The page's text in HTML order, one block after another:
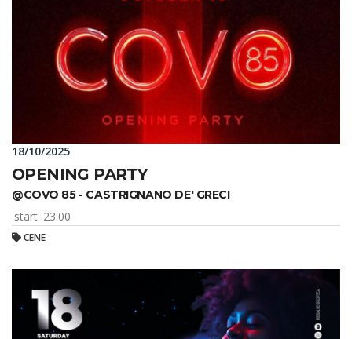
18/10/2025
OPENING PARTY
@COVO 85 - CASTRIGNANO DE' GRECI
start: 23:00
CENE